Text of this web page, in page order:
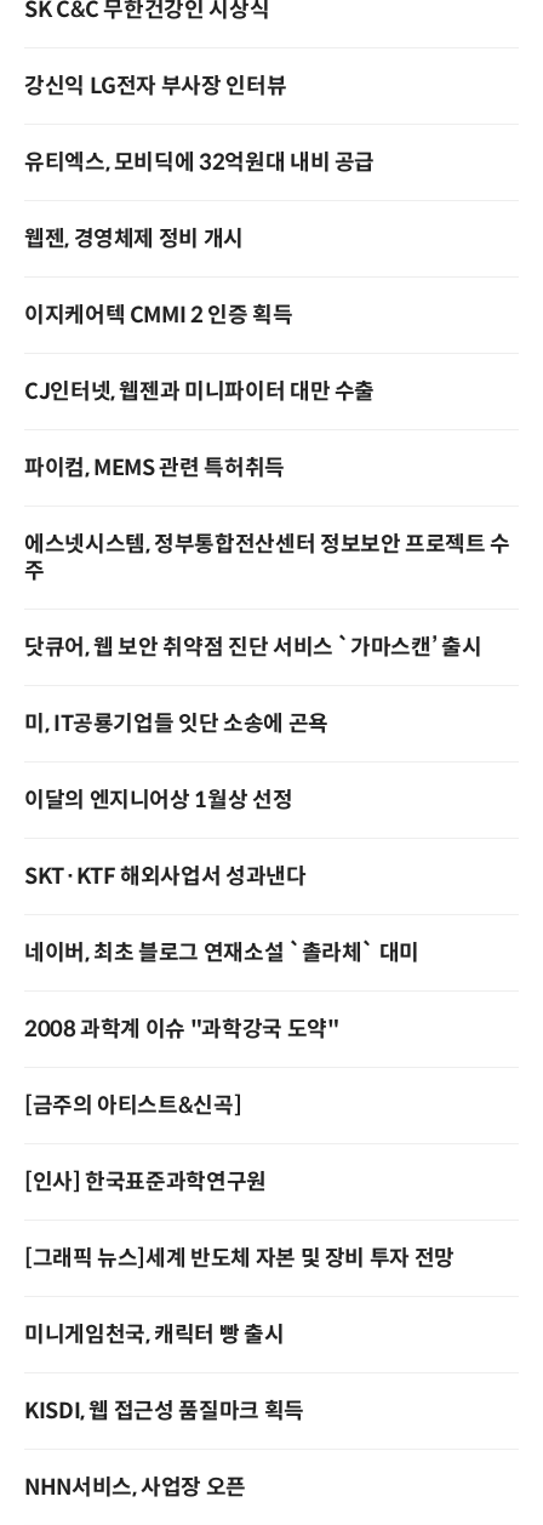
SK C&C 무한건강인 시상식
강신익 LG전자 부사장 인터뷰
유티엑스, 모비딕에 32억원대 내비 공급
웹젠, 경영체제 정비 개시
이지케어텍 CMMI 2 인증 획득
CJ인터넷, 웹젠과 미니파이터 대만 수출
파이컴, MEMS 관련 특허취득
에스넷시스템, 정부통합전산센터 정보보안 프로젝트 수
주
닷큐어, 웹 보안 취약점 진단 서비스 `가마스캔’ 출시
미, IT공룡기업들 잇단 소송에 곤욕
이달의 엔지니어상 1월상 선정
SKT·KTF 해외사업서 성과낸다
네이버, 최초 블로그 연재소설 `촐라체` 대미
2008 과학계 이슈 "과학강국 도약"
[금주의 아티스트&신곡]
[인사] 한국표준과학연구원
[그래픽 뉴스]세계 반도체 자본 및 장비 투자 전망
미니게임천국, 캐릭터 빵 출시
KISDI, 웹 접근성 품질마크 획득
NHN서비스, 사업장 오픈